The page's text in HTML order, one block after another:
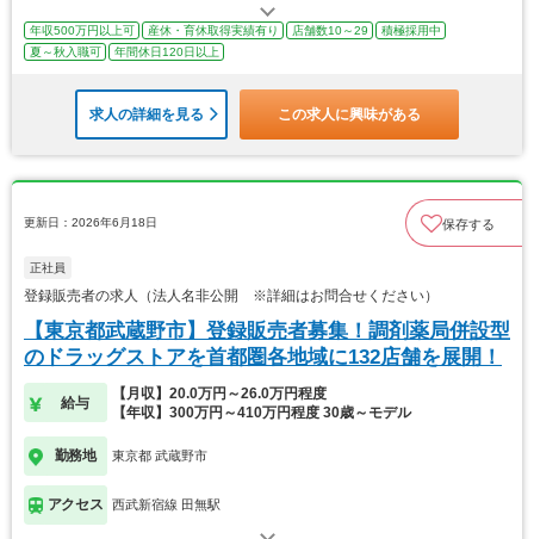
年収500万円以上可 産休・育休取得実績有り 店舗数10～29
積極採用中
夏～秋入職可
年間休日120日以上
求人の詳細を見る この求人に興味がある
更新日：2026年6月18日 保存する
正社員
登録販売者の求人（法人名非公開 ※詳細はお問合せください）
【東京都武蔵野市】登録販売者募集！調剤薬局併設型
のドラッグストアを首都圏各地域に132店舗を展開！
給与
【月収】20.0万円～26.0万円程度
【年収】300万円～410万円程度 30歳～モデル
勤務地 東京都 武蔵野市
アクセス 西武新宿線 田無駅